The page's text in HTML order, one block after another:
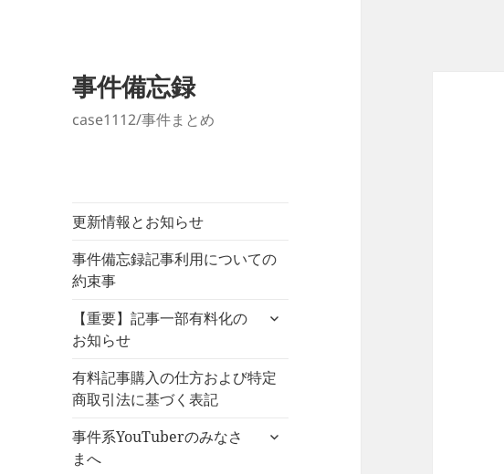
事件備忘録
case1112/事件まとめ
更新情報とお知らせ
事件備忘録記事利用についての
約束事
【重要】記事一部有料化の
お知らせ
サ
ニ
を
有料記事購入の仕方および特定
商取引法に基づく表記
事件系YouTuberのみなさ
まへ
サ